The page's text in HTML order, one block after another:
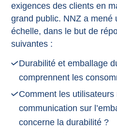
exigences des clients en
grand public. NNZ a mené
échelle, dans le but de
suivantes :
Durabilité et emballage
comprennent les
Comment les
communication sur
concerne la durabilité ?